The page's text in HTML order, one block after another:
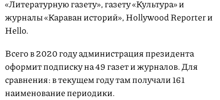
«Литературную газету», газету «Культура» и
журналы «Караван историй», Hollywood Reporter и
Hello.
Всего в 2020 году администрация президента
оформит подписку на 49 газет и журналов. Для
сравнения: в текущем году там получали 161
наименование периодики.